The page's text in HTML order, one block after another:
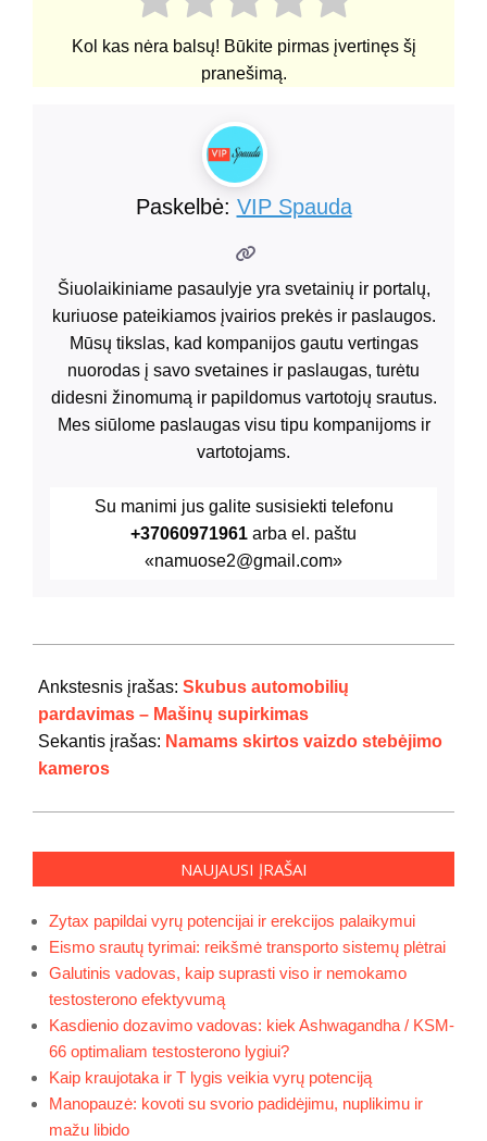
Kol kas nėra balsų! Būkite pirmas įvertinęs šį
pranešimą.
Paskelbė: VIP Spauda
Šiuolaikiniame pasaulyje yra svetainių ir portalų,
kuriuose pateikiamos įvairios prekės ir paslaugos.
Mūsų tikslas, kad kompanijos gautu vertingas
nuorodas į savo svetaines ir paslaugas, turėtu
didesni žinomumą ir papildomus vartotojų srautus.
Mes siūlome paslaugas visu tipu kompanijoms ir
vartotojams.
Su manimi jus galite susisiekti telefonu
+37060971961 arba el. paštu
«namuose2@gmail.com»
07-
29
Ankstesnis įrašas: Skubus automobilių
pardavimas – Mašinų supirkimas
Sekantis įrašas: Namams skirtos vaizdo stebėjimo
kameros
NAUJAUSI ĮRAŠAI
Zytax papildai vyrų potencijai ir erekcijos palaikymui
Eismo srautų tyrimai: reikšmė transporto sistemų plėtrai
Galutinis vadovas, kaip suprasti viso ir nemokamo
testosterono efektyvumą
Kasdienio dozavimo vadovas: kiek Ashwagandha / KSM-
66 optimaliam testosterono lygiui?
Kaip kraujotaka ir T lygis veikia vyrų potenciją
Manopauzė: kovoti su svorio padidėjimu, nuplikimu ir
mažu libido